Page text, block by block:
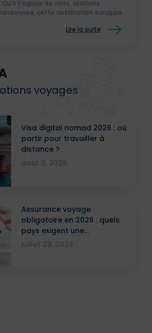
s’agisse de villes, stations
cette destination échappe
Lire la suite
voyages
Visa digital nomad 2026 : où
partir pour travailler à
distance ?
août 3, 2026
Assurance voyage
obligatoire en 2026 : quels
pays exigent une
attestation ?
juillet 23, 2026